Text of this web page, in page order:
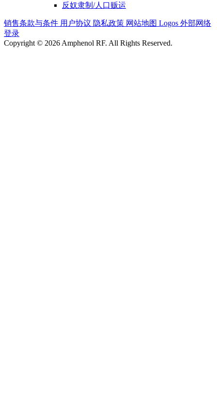
反奴隶制/人口贩运
销售条款与条件 用户协议 隐私政策 网站地图 Logos 外部网络
登录
Copyright © 2026 Amphenol RF. All Rights Reserved.